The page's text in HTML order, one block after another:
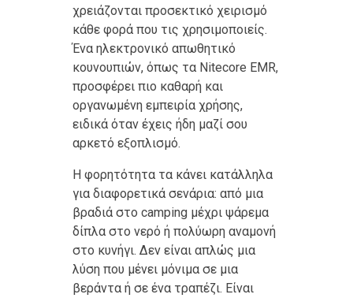
χρειάζονται προσεκτικό χειρισμό
κάθε φορά που τις χρησιμοποιείς.
Ένα ηλεκτρονικό απωθητικό
κουνουπιών, όπως τα Nitecore EMR,
προσφέρει πιο καθαρή και
οργανωμένη εμπειρία χρήσης,
ειδικά όταν έχεις ήδη μαζί σου
αρκετό εξοπλισμό.
Η φορητότητα τα κάνει κατάλληλα
για διαφορετικά σενάρια: από μια
βραδιά στο camping μέχρι ψάρεμα
δίπλα στο νερό ή πολύωρη αναμονή
στο κυνήγι. Δεν είναι απλώς μια
λύση που μένει μόνιμα σε μια
βεράντα ή σε ένα τραπέζι. Είναι